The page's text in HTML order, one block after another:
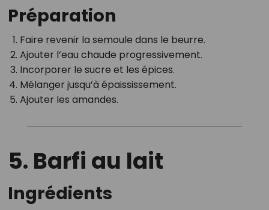
Préparation
Faire revenir la semoule dans le beurre.
Ajouter l’eau chaude progressivement.
Incorporer le sucre et les épices.
Mélanger jusqu’à épaississement.
Ajouter les amandes.
5. Barfi au lait
Ingrédients